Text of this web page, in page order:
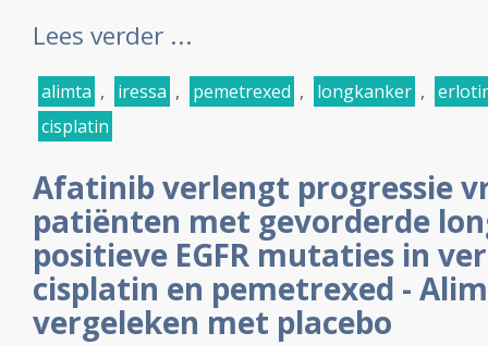
Lees verder ...
alimta , iressa , pemetrexed , longkanker ,
cisplatin
Afatinib verlengt progressie
patiënten met gevorderde
positieve EGFR mutaties in
cisplatin en pemetrexed -
vergeleken met placebo